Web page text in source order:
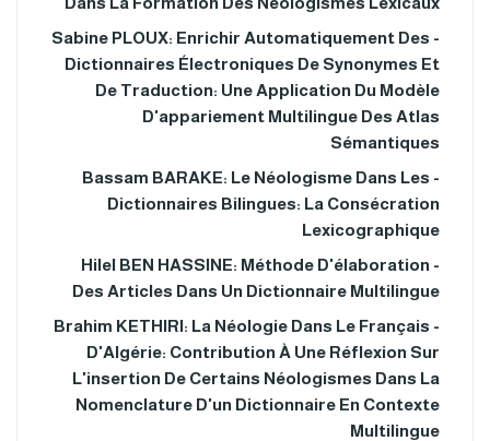
- Sabine PLOUX: Enrichir Automatiquement Des
Dictionnaires Électroniques De Synonymes Et
De Traduction: Une Application Du Modèle
D'appariement Multilingue Des Atlas
Sémantiques
- Bassam BARAKE: Le Néologisme Dans Les
Dictionnaires Bilingues: La Consécration
Lexicographique
- Hilel BEN HASSINE: Méthode D'élaboration
Des Articles Dans Un Dictionnaire Multilingue
- Brahim KETHIRI: La Néologie Dans Le Français
D'Algérie: Contribution À Une Réflexion Sur
L'insertion De Certains Néologismes Dans La
Nomenclature D'un Dictionnaire En Contexte
Multilingue